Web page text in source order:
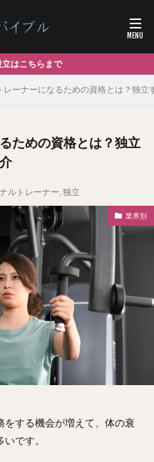
レーナーになるための資格とは？独立
ための資格とは？独立
ルトレーナー, 独立
業界別
をする機会が増えて、体の衰
です。